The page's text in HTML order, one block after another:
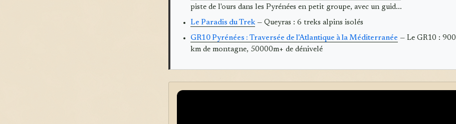
piste de l'ours dans les Pyrénées en petit groupe, avec un guid...
Le Paradis du Trek— Queyras : 6 treks alpins isolés
GR10 Pyrénées : Traversée de l'Atlantique à la Méditerranée — Le GR10 : 900
km de montagne, 50000m+ de dénivelé